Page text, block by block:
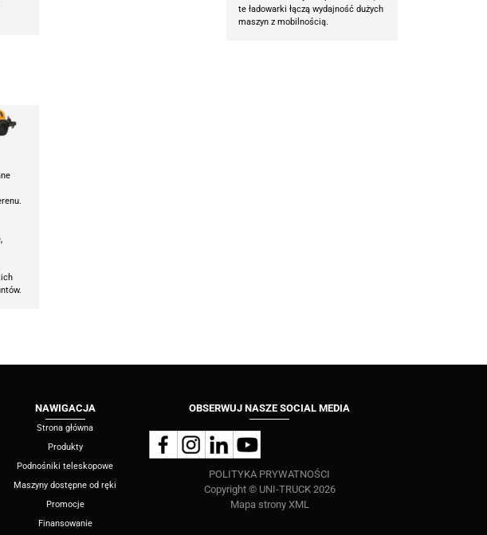
te ładowarki łączą wydajność dużych
maszyn z mobilnością.
NAWIGACJA
Strona główna
Produkty
Podnośniki teleskopowe
Maszyny dostępne od ręki
Promocje
Finansowanie
OBSERWUJ NASZE SOCIAL MEDIA
POLITYKA PRYWATNOŚCI
Copyright © UNI-TRUCK 2026
Mapa strony XML